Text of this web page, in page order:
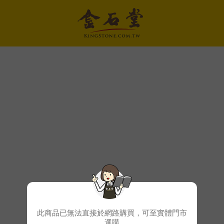
此商品已無法直接於網路購買，可至實體門市
選購